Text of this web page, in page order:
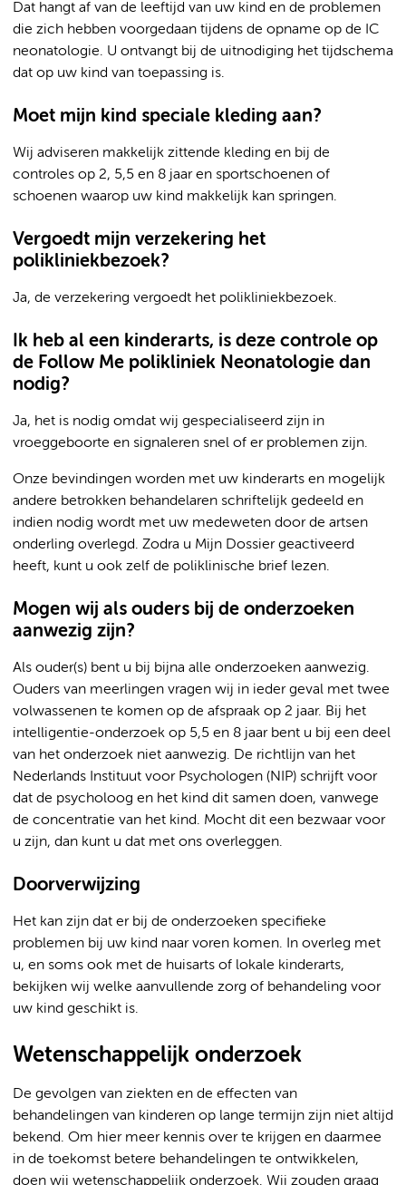
Dat hangt af van de leeftijd van uw kind en de problemen
die zich hebben voorgedaan tijdens de opname op de IC
neonatologie. U ontvangt bij de uitnodiging het tijdschema
dat op uw kind van toepassing is.
Moet mijn kind speciale kleding aan?
Wij adviseren makkelijk zittende kleding en bij de
controles op 2, 5,5 en 8 jaar en sportschoenen of
schoenen waarop uw kind makkelijk kan springen.
Vergoedt mijn verzekering het
polikliniekbezoek?
Ja, de verzekering vergoedt het polikliniekbezoek.
Ik heb al een kinderarts, is deze controle op
de Follow Me polikliniek Neonatologie dan
nodig?
Ja, het is nodig omdat wij gespecialiseerd zijn in
vroeggeboorte en signaleren snel of er problemen zijn.
Onze bevindingen worden met uw kinderarts en mogelijk
andere betrokken behandelaren schriftelijk gedeeld en
indien nodig wordt met uw medeweten door de artsen
onderling overlegd. Zodra u Mijn Dossier geactiveerd
heeft, kunt u ook zelf de poliklinische brief lezen.
Mogen wij als ouders bij de onderzoeken
aanwezig zijn?
Als ouder(s) bent u bij bijna alle onderzoeken aanwezig.
Ouders van meerlingen vragen wij in ieder geval met twee
volwassenen te komen op de afspraak op 2 jaar. Bij het
intelligentie-onderzoek op 5,5 en 8 jaar bent u bij een deel
van het onderzoek niet aanwezig. De richtlijn van het
Nederlands Instituut voor Psychologen (NIP) schrijft voor
dat de psycholoog en het kind dit samen doen, vanwege
de concentratie van het kind. Mocht dit een bezwaar voor
u zijn, dan kunt u dat met ons overleggen.
Doorverwijzing
Het kan zijn dat er bij de onderzoeken specifieke
problemen bij uw kind naar voren komen. In overleg met
u, en soms ook met de huisarts of lokale kinderarts,
bekijken wij welke aanvullende zorg of behandeling voor
uw kind geschikt is.
Wetenschappelijk onderzoek
De gevolgen van ziekten en de effecten van
behandelingen van kinderen op lange termijn zijn niet altijd
bekend. Om hier meer kennis over te krijgen en daarmee
in de toekomst betere behandelingen te ontwikkelen,
doen wij wetenschappelijk onderzoek. Wij zouden graag